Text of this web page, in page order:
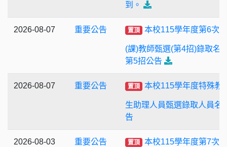
到。
2026-08-07 重要公告 置頂 本校115學年度第6次
(課)教師甄選(第4招)錄取名
第5招公告
2026-08-07 重要公告 置頂 本校115學年度特殊教
生助理人員甄選錄取人員名
告
2026-08-03 重要公告 置頂 本校115學年度第7次